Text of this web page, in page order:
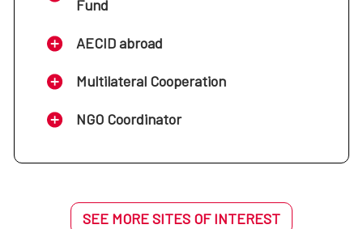
Fund
AECID abroad
Multilateral Cooperation
NGO Coordinator
SEE MORE SITES OF INTEREST